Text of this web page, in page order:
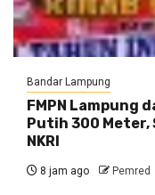
Bandar Lampung
FMPN Lampung
Putih 300
NKRI
8 jam ago Pemred